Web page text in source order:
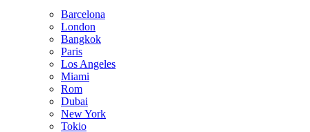
Barcelona
London
Bangkok
Paris
Los Angeles
Miami
Rom
Dubai
New York
Tokio